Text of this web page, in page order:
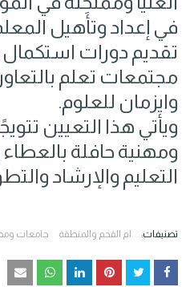
في إعداد وتأهيل
تقديم دورات استكمال
مجتمعات تعلم
وايزمان للعلوم.
ويأتي هذا التعيين
ومهنية حافلة
التعليم والإرشاد
تصنيفات: ام الفحم والمنطقة جامعات